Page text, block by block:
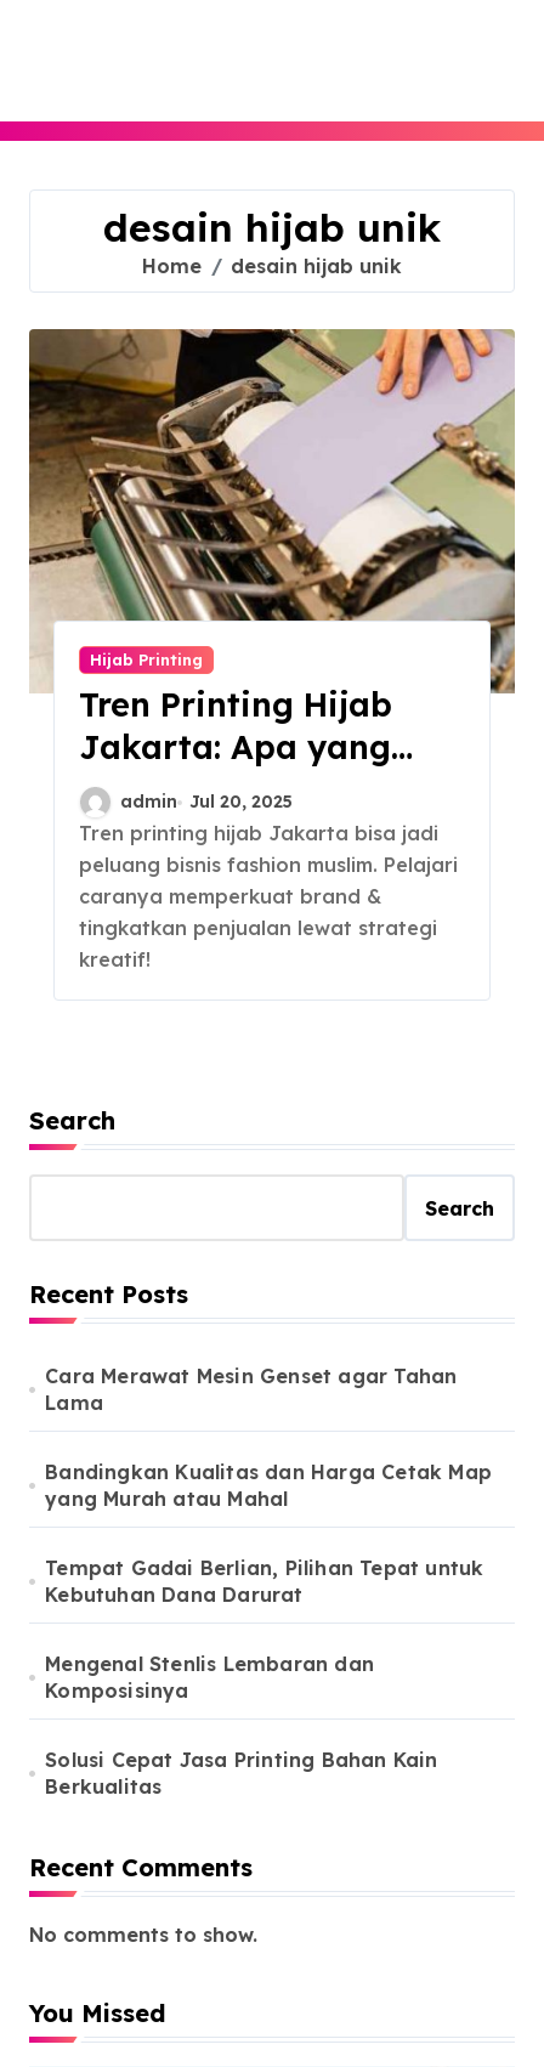
desain hijab unik
Home desain hijab unik
Hijab Printing
Tren Printing Hijab
Jakarta: Apa yang
Sedang Populer?
admin Jul 20, 2025
Tren printing hijab Jakarta bisa jadi
peluang bisnis fashion muslim. Pelajari
caranya memperkuat brand &
tingkatkan penjualan lewat strategi
kreatif!
Search
Search
Recent Posts
Cara Merawat Mesin Genset agar Tahan
Lama
Bandingkan Kualitas dan Harga Cetak Map
yang Murah atau Mahal
Tempat Gadai Berlian, Pilihan Tepat untuk
Kebutuhan Dana Darurat
Mengenal Stenlis Lembaran dan
Komposisinya
Solusi Cepat Jasa Printing Bahan Kain
Berkualitas
Recent Comments
No comments to show.
You Missed